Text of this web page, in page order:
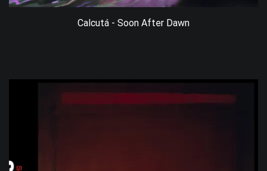
Calcutá - Soon After Dawn